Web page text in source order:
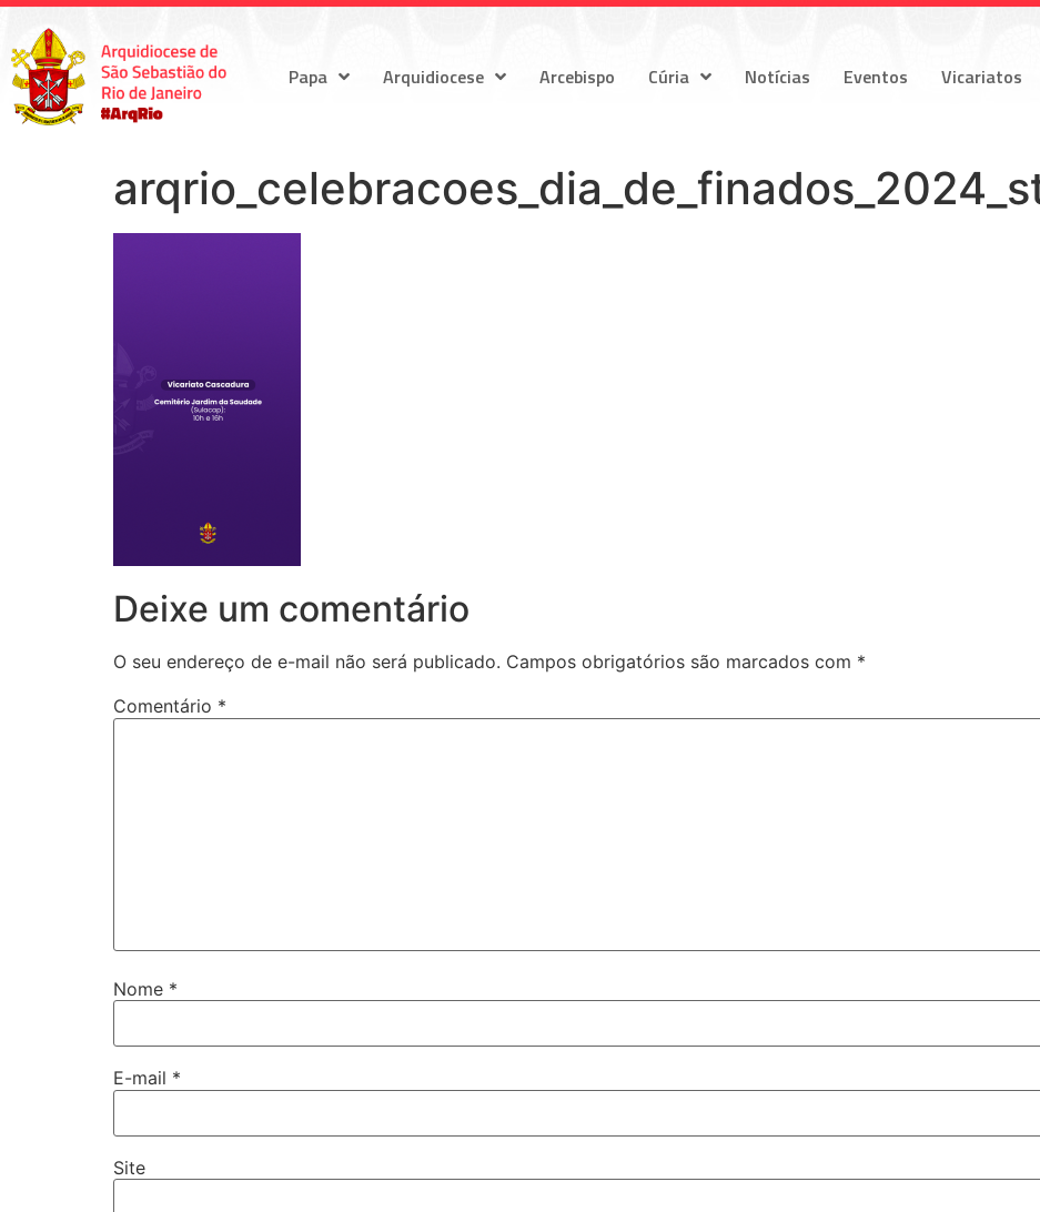
Papa Arquidiocese Arcebispo Cúria Notícias Eventos Vicariatos
Deixe um comentário
O seu endereço de e-mail não será publicado. Campos obrigatórios são marcados com *
Comentário *
Nome *
E-mail *
Site